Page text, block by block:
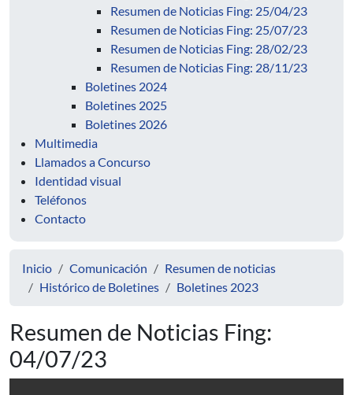
Resumen de Noticias Fing: 25/04/23
Resumen de Noticias Fing: 25/07/23
Resumen de Noticias Fing: 28/02/23
Resumen de Noticias Fing: 28/11/23
Boletines 2024
Boletines 2025
Boletines 2026
Multimedia
Llamados a Concurso
Identidad visual
Teléfonos
Contacto
Inicio Comunicación
Resumen de noticias
Histórico de Boletines
Boletines 2023
Resumen de Noticias Fing:
04/07/23